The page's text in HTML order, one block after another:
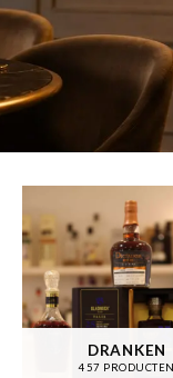
DRANKEN
457 PRODUCTEN